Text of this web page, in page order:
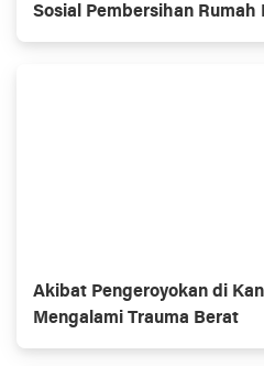
Sosial Pembersihan Rumah
70 Polisi Lalu Lintas
Akibat Pengeroyokan di
Mengalami Trauma Berat